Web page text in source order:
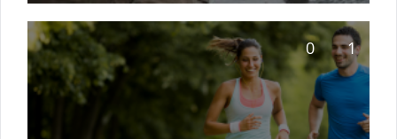
0 1